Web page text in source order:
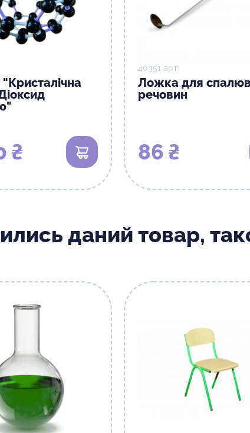
₴ В кошик
40351 арт
Ложка для
речовин
86 ₴
даний товар,